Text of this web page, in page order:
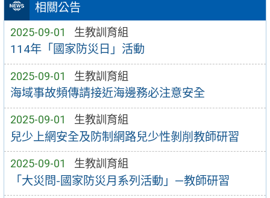
相關公告
2025-09-01 生教訓育組
114年「國家防災日」活動
2025-09-01 生教訓育組
海域事故頻傳請接近海邊務必注意安全
2025-09-01 生教訓育組
兒少上網安全及防制網路兒少性剝削教師研習
2025-09-01 生教訓育組
「大災問-國家防災月系列活動」—教師研習